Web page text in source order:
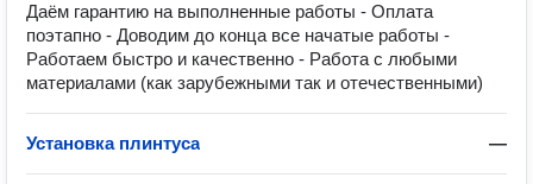
Даём гарантию на выполненные работы - Оплата
поэтапно - Доводим до конца все начатые работы -
Работаем быстро и качественно - Работа с любыми
материалами (как зарубежными так и отечественными)
Установка плинтуса —